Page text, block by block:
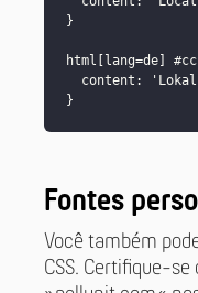
}
html[lang=de]
content:
Fontes
Você também
CSS. Certifique-